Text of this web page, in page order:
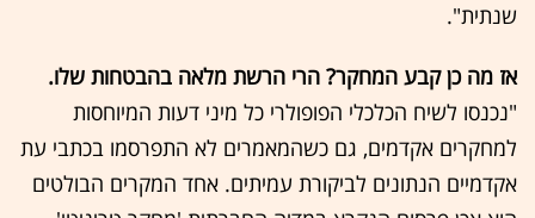
שנתית".
אז מה כן קבע המחקר? הרי הרשת מלאה בהבטחות שלו.
"נכנסו לשיח הכלכלי הפופולרי כל מיני דעות המיוחסות
למחקרים אקדמים, גם כשהמאמרים לא התפרסמו בכתבי עת
אקדמיים הנתונים לביקורת עמיתים. אחד המקרים הבולטים